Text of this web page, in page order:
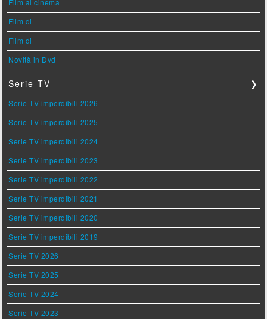
Film al cinema
Film di
Film di
Novità in Dvd
Serie TV ❯
Serie TV imperdibili 2026
Serie TV imperdibili 2025
Serie TV imperdibili 2024
Serie TV imperdibili 2023
Serie TV imperdibili 2022
Serie TV imperdibili 2021
Serie TV imperdibili 2020
Serie TV imperdibili 2019
Serie TV 2026
Serie TV 2025
Serie TV 2024
Serie TV 2023